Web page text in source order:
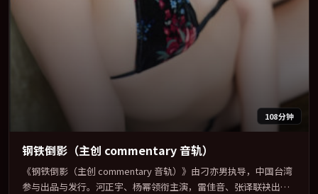
108分钟
钢铁倒影（主创 commentary 音轨）
《钢铁倒影（主创 commentary 音轨）》由刁亦男执导，中国台湾
参与出品与发行。河正宇、杨幂领衔主演，雷佳音、张译联袂出